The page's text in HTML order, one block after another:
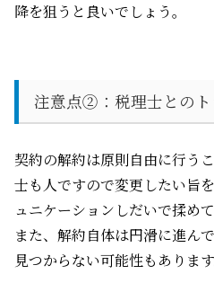
降を狙うと良いでしょう。
注意点② ：税理士との
契約の解約は原則自由に行う
士も人ですので変更したい旨
ュニケーションしだいで揉め
また、解約自体は円滑に進ん
見つからない可能性もあります